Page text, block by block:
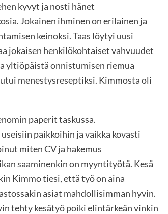
kyvyt ja nosti hänet
Jokainen ihminen on erilainen ja
keinoksi. Taas löytyi uusi
jokaisen henkilökohtaiset vahvuudet
yltiöpäistä onnistumisen riemua
menestysreseptiksi. Kimmosta oli
paperit taskussa.
paikkoihin ja vaikka kovasti
miten CV ja hakemus
saaminenkin on myyntityötä. Kesä
Kimmo tiesi, että työ on aina
asiat mahdollisimman hyvin.
tehty kesätyö poiki elintärkeän vinkin